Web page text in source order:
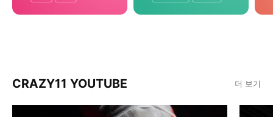
CRAZY11 YOUTUBE 더 보기